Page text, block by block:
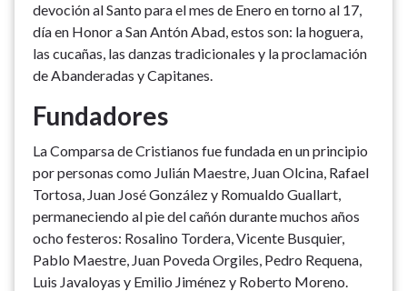
devoción al Santo para el mes de Enero en torno al 17,
día en Honor a San Antón Abad, estos son: la hoguera,
las cucañas, las danzas tradicionales y la proclamación
de Abanderadas y Capitanes.
Fundadores
La Comparsa de Cristianos fue fundada en un principio
por personas como Julián Maestre, Juan Olcina, Rafael
Tortosa, Juan José González y Romualdo Guallart,
permaneciendo al pie del cañón durante muchos años
ocho festeros: Rosalino Tordera, Vicente Busquier,
Pablo Maestre, Juan Poveda Orgiles, Pedro Requena,
Luis Javaloyas y Emilio Jiménez y Roberto Moreno.